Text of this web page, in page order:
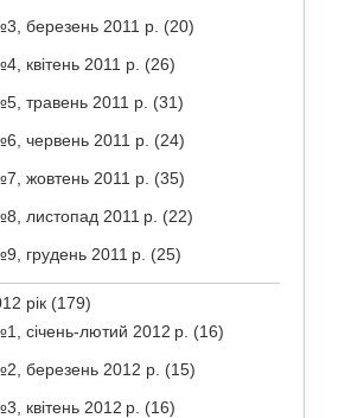
березень 2011 р. (20)
квітень 2011 р. (26)
травень 2011 р. (31)
червень 2011 р. (24)
жовтень 2011 р. (35)
листопад 2011 р. (22)
грудень 2011 р. (25)
рік (179)
січень-лютий 2012 р. (16)
березень 2012 р. (15)
квітень 2012 р. (16)